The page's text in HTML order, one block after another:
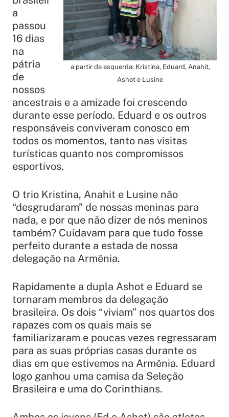
a partir da esquerda: Kristina, Eduard, Anahit,
Ashot e Lusine
a
passou
16 dias
na
pátria
de
nossos
ancestrais e a amizade foi crescendo
durante esse período. Eduard e os outros
responsáveis conviveram conosco em
todos os momentos, tanto nas visitas
turísticas quanto nos compromissos
esportivos.
O trio Kristina, Anahit e Lusine não
“desgrudaram” de nossas meninas para
nada, e por que não dizer de nós meninos
também? Cuidavam para que tudo fosse
perfeito durante a estada de nossa
delegação na Armênia.
Rapidamente a dupla Ashot e Eduard se
tornaram membros da delegação
brasileira. Os dois “viviam” nos quartos dos
rapazes com os quais mais se
familiarizaram e poucas vezes regressaram
para as suas próprias casas durante os
dias em que estivemos na Armênia. Eduard
logo ganhou uma camisa da Seleção
Brasileira e uma do Corinthians.